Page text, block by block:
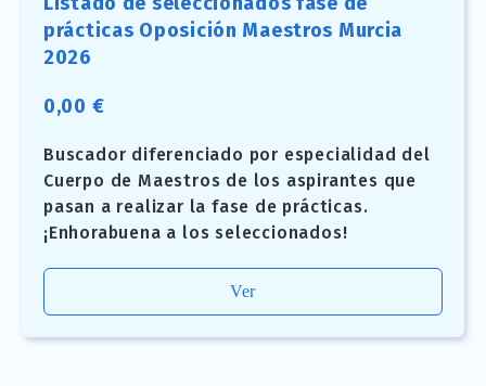
prácticas Oposición Maestros Murcia
2026
0,00 €
Buscador diferenciado por especialidad del
Cuerpo de Maestros de los aspirantes que
pasan a realizar la fase de prácticas.
¡Enhorabuena a los seleccionados!
Ver